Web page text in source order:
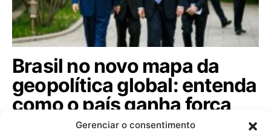
Gerenciar o consentimento
Brasil no novo mapa da
geopolítica global: entenda
como o país ganha força
entre as potências.